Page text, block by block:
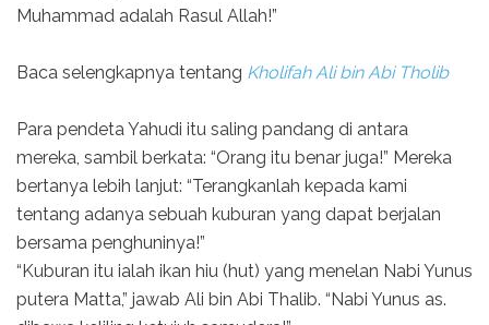
Muhammad adalah Rasul Allah!”
Baca selengkapnya tentang Kholifah Ali bin Abi Tholib
Para pendeta Yahudi itu saling pandang di antara
mereka, sambil berkata: “Orang itu benar juga!” Mereka
bertanya lebih lanjut: “Terangkanlah kepada kami
tentang adanya sebuah kuburan yang dapat berjalan
bersama penghuninya!”
“Kuburan itu ialah ikan hiu (hut) yang menelan Nabi Yunus
putera Matta,” jawab Ali bin Abi Thalib. “Nabi Yunus as.